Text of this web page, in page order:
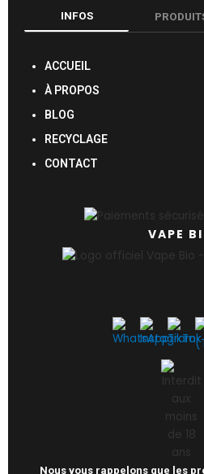
INFOS
ACCUEIL
À PROPOS
BLOG
RECYCLAGE
CONTACT
VAPE
Nous vous rappelons que les